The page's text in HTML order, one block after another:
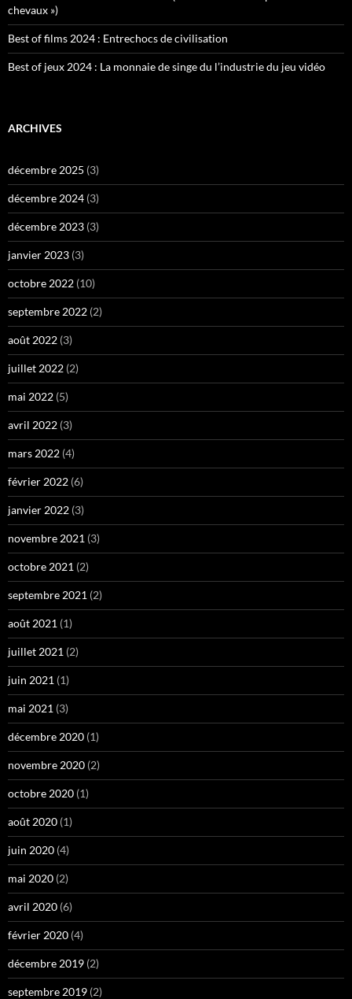
chevaux »)
Best of films 2024 : Entrechocs de civilisation
Best of jeux 2024 : La monnaie de singe du l’industrie du jeu vidéo
ARCHIVES
décembre 2025 (3)
décembre 2024 (3)
décembre 2023 (3)
janvier 2023 (3)
octobre 2022 (10)
septembre 2022 (2)
août 2022 (3)
juillet 2022 (2)
mai 2022 (5)
avril 2022 (3)
mars 2022 (4)
février 2022 (6)
janvier 2022 (3)
novembre 2021 (3)
octobre 2021 (2)
septembre 2021 (2)
août 2021 (1)
juillet 2021 (2)
juin 2021 (1)
mai 2021 (3)
décembre 2020 (1)
novembre 2020 (2)
octobre 2020 (1)
août 2020 (1)
juin 2020 (4)
mai 2020 (2)
avril 2020 (6)
février 2020 (4)
décembre 2019 (2)
septembre 2019 (2)